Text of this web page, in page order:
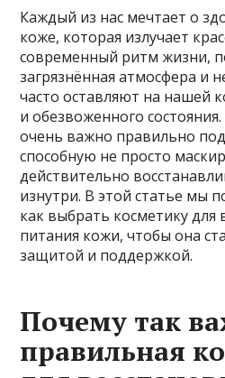
Каждый из нас мечтает о
коже, которая излучает
современный ритм жизни,
загрязнённая атмосфера и
часто оставляют на нашей
и обезвоженного
очень важно правильно
способную не просто
действительно
изнутри. В этой статье мы
как выбрать косметику для
питания кожи, чтобы она
защитой и поддержкой.
Почему так
правильная